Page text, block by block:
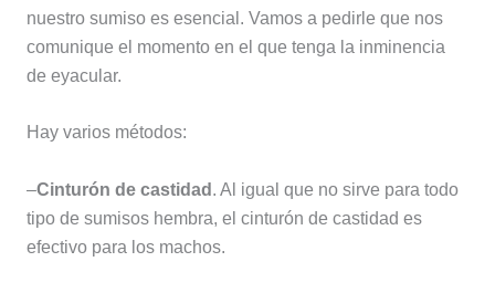
nuestro sumiso es esencial. Vamos a pedirle que nos
comunique el momento en el que tenga la inminencia
de eyacular.
Hay varios métodos:
–Cinturón de castidad . Al igual que no sirve para todo
tipo de sumisos hembra, el cinturón de castidad es
efectivo para los machos.